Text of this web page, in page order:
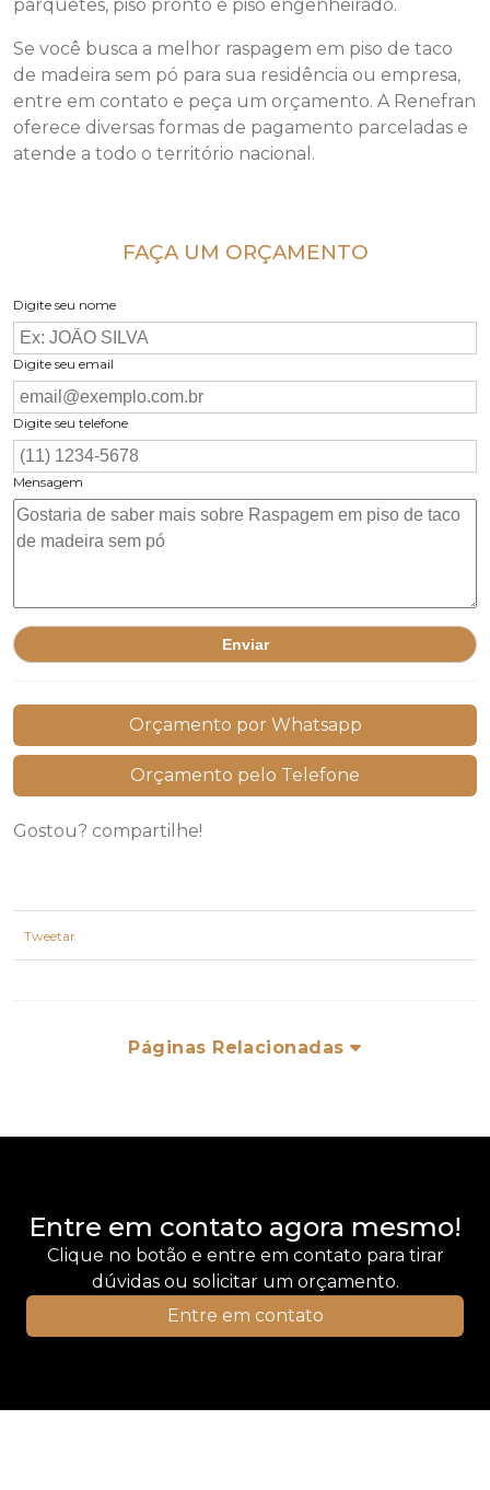
parquetes, piso pronto e piso engenheirado.
Se você busca a melhor raspagem em piso de taco
de madeira sem pó para sua residência ou empresa,
entre em contato e peça um orçamento. A Renefran
oferece diversas formas de pagamento parceladas e
atende a todo o território nacional.
FAÇA UM ORÇAMENTO
Digite seu nome
Digite seu email
Digite seu telefone
Mensagem
Orçamento por Whatsapp
Orçamento pelo Telefone
Gostou? compartilhe!
Tweetar
Páginas Relacionadas
Entre em contato agora mesmo!
Clique no botão e entre em contato para tirar
dúvidas ou solicitar um orçamento.
Entre em contato